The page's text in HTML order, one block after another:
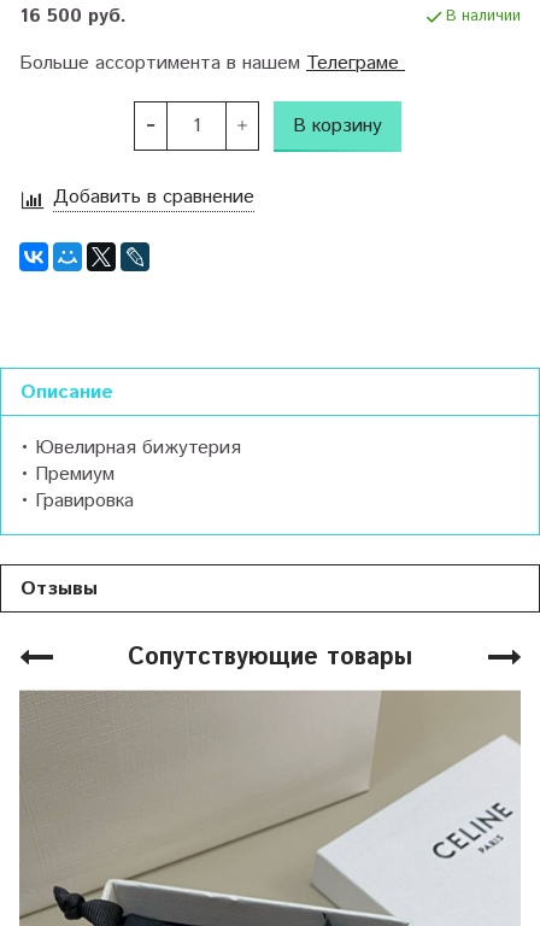
16 500 руб. В наличии
Больше ассортимента в нашем Телеграме
В корзину
Добавить в сравнение
Описание
• Ювелирная бижутерия
• Премиум
• Гравировка
Отзывы
Сопутствующие товары